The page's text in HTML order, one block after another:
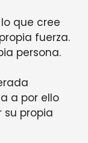
que cree
fuerza.
persona.
a por ello
su propia